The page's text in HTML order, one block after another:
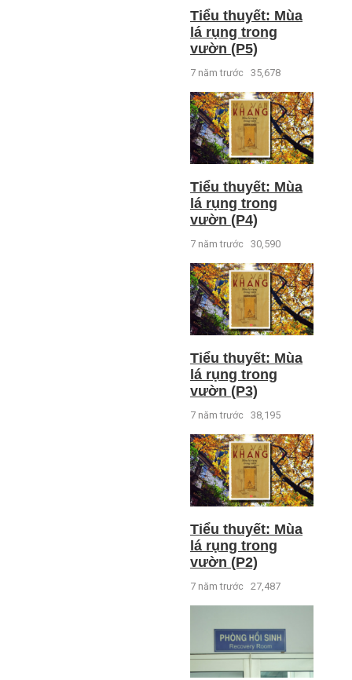
Tiểu thuyết: Mùa
lá rụng trong
vườn (P5)
7 năm trước 35,678
Tiểu thuyết: Mùa
lá rụng trong
vườn (P4)
7 năm trước 30,590
Tiểu thuyết: Mùa
lá rụng trong
vườn (P3)
7 năm trước 38,195
Tiểu thuyết: Mùa
lá rụng trong
vườn (P2)
7 năm trước 27,487